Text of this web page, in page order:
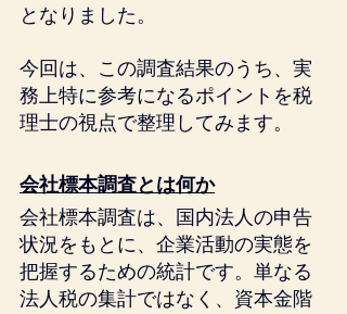
となりました。
今回は、この調査結果のうち、実
務上特に参考になるポイントを税
理士の視点で整理してみます。
会社標本調査とは何か
会社標本調査は、国内法人の申告
状況をもとに、企業活動の実態を
把握するための統計です。単なる
法人税の集計ではなく、資本金階